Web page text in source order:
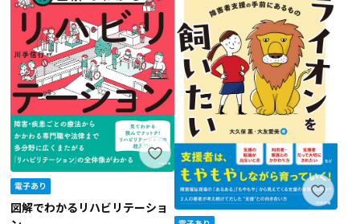
図解でわかるリハビリテーショ